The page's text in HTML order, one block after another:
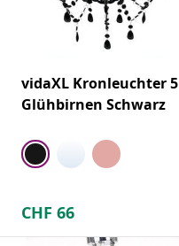
vidaXL Kronleuchter 5
Glühbirnen Schwarz
CHF 66